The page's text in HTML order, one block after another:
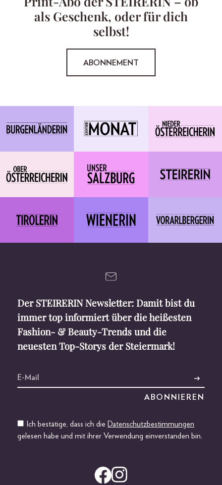
als Geschenk, oder für dich
selbst!
ABONNEMENT
Der STEIRERIN Newsletter: Damit bist du
immer top informiert über die heißesten
Fashion- & Beauty-Trends und die
neuesten Top-Storys der Steiermark!
Ich bestätige, dass ich die Datenschutzbestimmungen
gelesen habe und mit ihrer Verwendung einverstanden bin.